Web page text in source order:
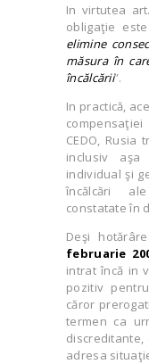
In virtutea
obligaţie
elimine
măsura în
încălcării”.
In practică,
CEDO,
inclusiv aşa
individual şi
încălcări
constatate în
Deşi
februarie
intrat încă in
pozitiv
căror
termen ca
adresa